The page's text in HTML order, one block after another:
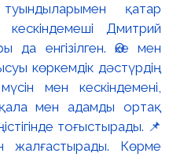
қатар
Дмитрий
енгізілген. Әке мен
көркемдік дәстүрдің
мен кескіндемені,
мен адамды ортақ
тоғыстырады. 📌
жалғастырады. Көрме